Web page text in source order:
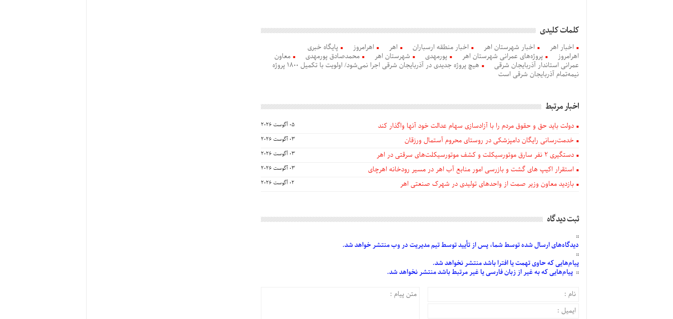
کلمات کلیدی
اخبار اهر اخبار شهرستان اهر اخبار منطقه ارسباران اهر اهرامروز
پایگاه خبری
اهرامروز
پروژه‌های عمرانی شهرستان اهر پورمهدی شهرستان اهر محمدصادق پورمهدی
معاون
عمرانی استاندار آذربایجان شرقی
هیچ پروژه جدیدی در آذربایجان شرقی اجرا نمی‌شود/ اولویت با تکمیل 1800 پروژه
نیمه‌تمام آذربایجان شرقی است
اخبار مرتبط
دولت باید حق و حقوق مردم را با آزادسازی سهام عدالت خود آنها واگذار کند 05 آگوست 2026
خدمت‌رسانی رایگان دامپزشکی در روستای محروم آستمال ورزقان 03 آگوست 2026
دستگيری ۲ نفر سارق موتورسیکلت و کشف موتورسیکلت‌های سرقتی در اهر 03 آگوست 2026
استقرار اکیپ های گشت و بازرسی امور منابع آب اهر در مسیر رودخانه اهرچای 03 آگوست 2026
بازدید معاون وزیر صمت از واحدهای تولیدی در شهرک صنعتی اهر 02 آگوست 2026
ثبت دیدگاه
دیدگاه‌هایارسالشدهتوسط شما، پس از تأییدتوسط تیم مدیریت در وب منتشر خواهد شد.
پیام‌هاییکه حاوی تهمت یا افترا باشد منتشر نخواهد شد.
پیام‌هاییکه به غیر از زبان فارسی یا غیر مرتبط باشد منتشر نخواهد شد.